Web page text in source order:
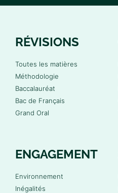
RÉVISIONS
Toutes les matières
Méthodologie
Baccalauréat
Bac de Français
Grand Oral
ENGAGEMENT
Environnement
Inégalités